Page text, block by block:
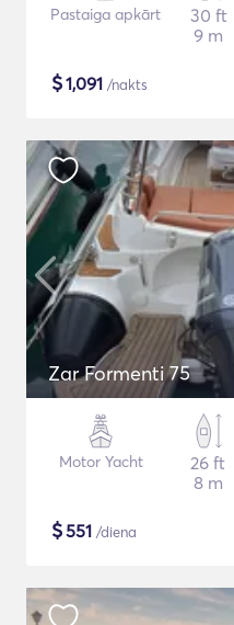
Pastaiga apkārt
30 ft
9 m
$1,091 /nakts
Zar Formenti 75
Motor Yacht
26 ft
8 m
$551 /diena